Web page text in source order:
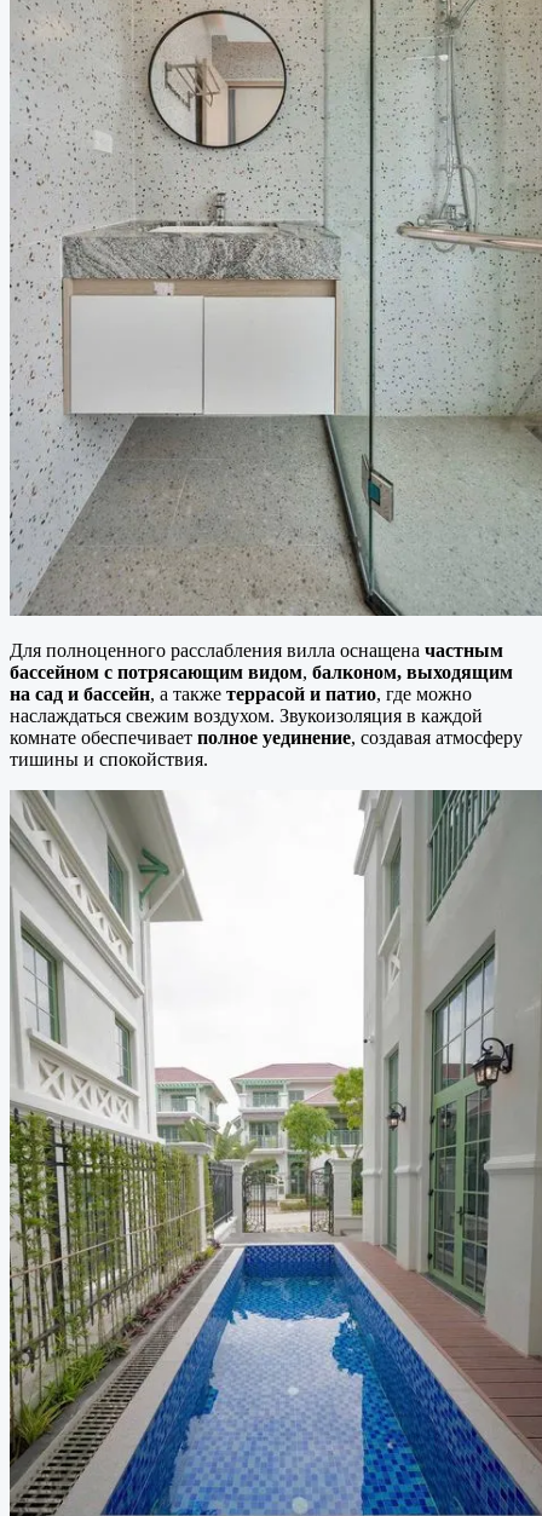
Для полноценного расслабления вилла оснащена частным
бассейном с потрясающим видом, балконом, выходящим
на сад и бассейн, а также террасой и патио, где можно
наслаждаться свежим воздухом. Звукоизоляция в каждой
комнате обеспечивает полное уединение, создавая атмосферу
тишины и спокойствия.